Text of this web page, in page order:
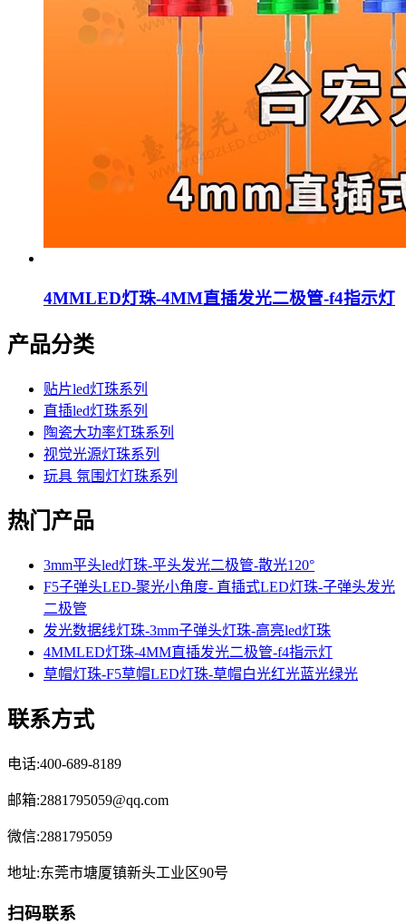
4MMLED灯珠-4MM直插发光二极管-f4指示灯
产品分类
贴片led灯珠系列
直插led灯珠系列
陶瓷大功率灯珠系列
视觉光源灯珠系列
玩具 氛围灯灯珠系列
热门产品
3mm平头led灯珠-平头发光二极管-散光120°
F5子弹头LED-聚光小角度- 直插式LED灯珠-子弹头发光
二极管
发光数据线灯珠-3mm子弹头灯珠-高亮led灯珠
4MMLED灯珠-4MM直插发光二极管-f4指示灯
草帽灯珠-F5草帽LED灯珠-草帽白光红光蓝光绿光
联系方式
电话:400-689-8189
邮箱:2881795059@qq.com
微信:2881795059
地址:东莞市塘厦镇新头工业区90号
扫码联系